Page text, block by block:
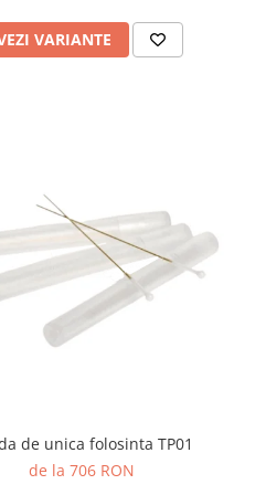
VARIANTE
de unica folosinta TP01
de la 706 RON